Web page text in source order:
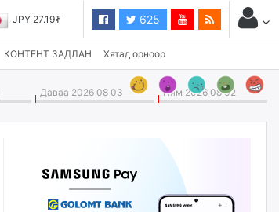
JPY 27.19₮ 625
КОНТЕНТ ЗАДЛАН Хятад орноор
Даваа 2026 08 03 Ням 2026 08 02